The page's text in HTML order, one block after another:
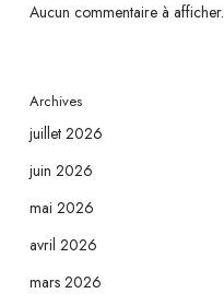
Aucun commentaire à afficher.
Archives
juillet 2026
juin 2026
mai 2026
avril 2026
mars 2026